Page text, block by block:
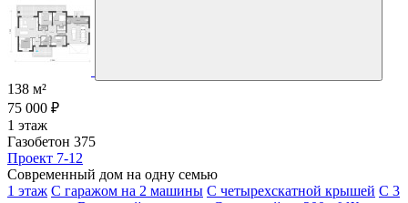
138 м²
75 000 ₽
1 этаж
Газобетон 375
Проект 7-12
Современный дом на одну семью
1 этаж С гаражом на 2 машины С четырехскатной крышей С 3